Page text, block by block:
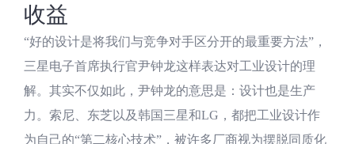
收益
“好的设计是将我们与竞争对手区分开的最重要方法”，
三星电子首席执行官尹钟龙这样表达对工业设计的理
解。其实不仅如此，尹钟龙的意思是：设计也是生产
力。索尼、东芝以及韩国三星和LG，都把工业设计作
为自己的“第二核心技术”，被许多厂商视为摆脱同质化